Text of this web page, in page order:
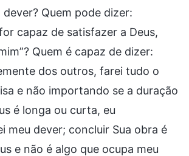
Quem pode dizer:
capaz de satisfazer a Deus,
Quem é capaz de dizer:
dos outros, farei tudo o
e não importando se a duração
é longa ou curta, eu
meu dever; concluir Sua obra é
e não é algo que ocupa meu